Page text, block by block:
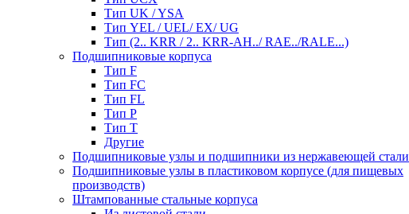
Тип UK / YSA
Тип YEL / UEL/ EX/ UG
Тип (2.. KRR / 2.. KRR-AH../ RAE../RALE...)
Подшипниковые корпуса
Тип F
Тип FC
Тип FL
Тип P
Тип T
Другие
Подшипниковые узлы и подшипники из нержавеющей стали
Подшипниковые узлы в пластиковом корпусе (для пищевых
производств)
Штампованные стальные корпуса